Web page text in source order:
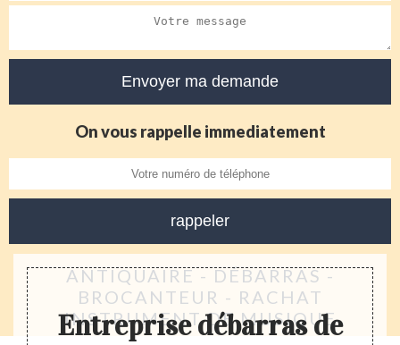
On vous rappelle immediatement
ANTIQUAIRE - DÉBARRAS -
BROCANTEUR - RACHAT
INSTRUMENT DE MUSIQUE
Entreprise débarras de